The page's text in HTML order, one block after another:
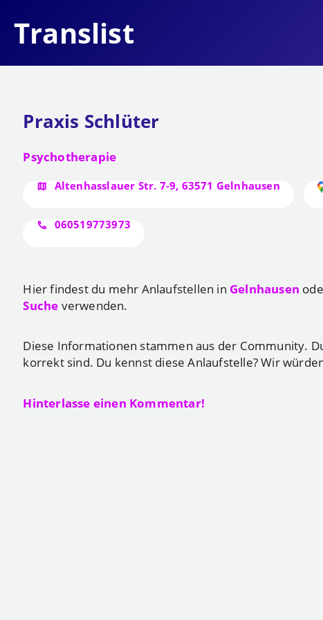
Translist
Praxis Schlüter
Psychotherapie
Altenhasslauer Str. 7-9, 63571 Gelnhausen
060519773973
Hier findest du mehr Anlaufstellen in Gelnhausen
Suche verwenden.
Diese Informationen stammen aus der Community.
korrekt sind. Du kennst diese Anlaufstelle? Wir
Hinterlasse einen Kommentar!